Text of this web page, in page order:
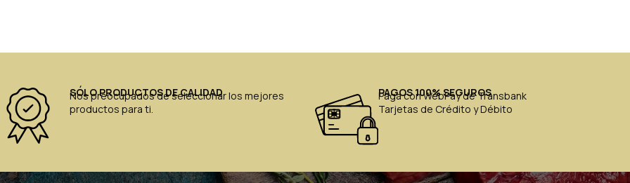
SÓLO PRODUCTOS DE CALIDAD
Nos preocupados de seleccionar los mejores
productos para ti.
PAGOS 100% SEGUROS
Paga con WebPay de Transbank
Tarjetas de Crédito y Débito